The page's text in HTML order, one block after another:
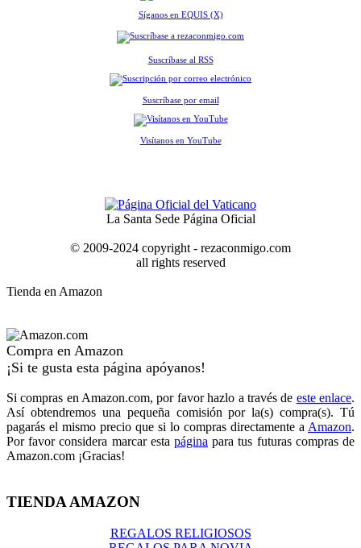
Síganos en EQUIS (X)
Suscríbase al RSS
Suscríbase por email
Visítanos en YouTube
La Santa Sede Página Oficial
© 2009-2024 copyright - rezaconmigo.com
all rights reserved
Tienda en Amazon
Compra en Amazon
¡Si te gusta esta página apóyanos!
Si compras en Amazon.com, por favor hazlo a través de este enlace.
Así obtendremos una pequeña comisión por la(s) compra(s). Tú
pagarás el mismo precio que si lo compras directamente a Amazon.
Por favor considera marcar esta página para tus futuras compras de
Amazon.com ¡Gracias!
TIENDA AMAZON
REGALOS RELIGIOSOS